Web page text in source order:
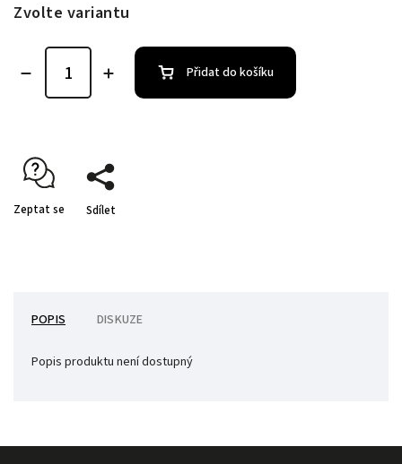
Zvolte variantu
Přidat do košíku
Zeptat se Sdílet
POPIS DISKUZE
Popis produktu není dostupný